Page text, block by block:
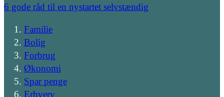
6 gode råd til en nystartet selvstændig
Familie
Bolig
Forbrug
Økonomi
Spar penge
Erhverv